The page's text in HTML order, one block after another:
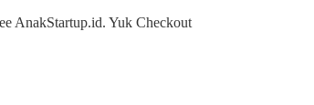
AnakStartup.id. Yuk Checkout